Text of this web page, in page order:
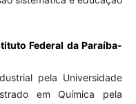
Federal da Paraíba-
pela Universidade
em Química pela